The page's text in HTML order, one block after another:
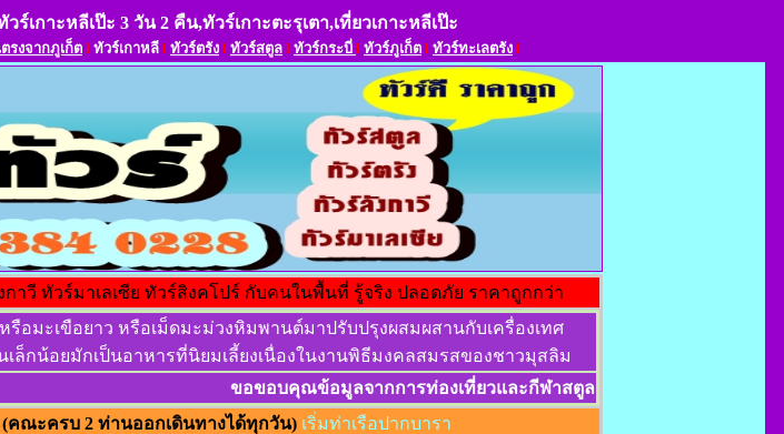
เกาะหลีเป๊ะ 3 วัน 2 คืน,ทัวร์เกาะตะรุเตา,เที่ยวเกาะหลีเป๊ะ
รงจากภูเก็ต l ทัวร์เกาหลี l ทัวร์ตรัง l ทัวร์สตูล l ทัวร์กระบี่ l ทัวร์ภูเก็ต l ทัวร์ทะเลตรัง l
งกาวี ทัวร์มาเลเซีย ทัวร์สิงคโปร์ กับคนในพื้นที่ รู้จริง ปลอดภัย ราคาถูกกว่า
อมะเขือยาว หรือเม็ดมะม่วงหิมพานต์มาปรับปรุงผสมผสานกับเครื่องเทศ
ล็กน้อยมักเป็นอาหารที่นิยมเลี้ยงเนื่องในงานพิธีมงคลสมรสของชาวมุสลิม
ขอขอบคุณข้อมูลจากการท่องเที่ยวและกีฬาสตูล
คณะครบ 2 ท่านออกเดินทางได้ทุกวัน) เริ่มท่าเรือปากบารา